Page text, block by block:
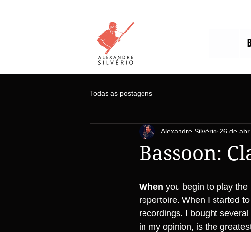
Todas as postagens
Bassoon:
Alexandre Silvério 26 de
When you begin to play
repertoire. When I started
recordings. I bought
in my opinion, is the